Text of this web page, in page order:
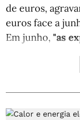
de euros,
euros face a
Em junho, "as